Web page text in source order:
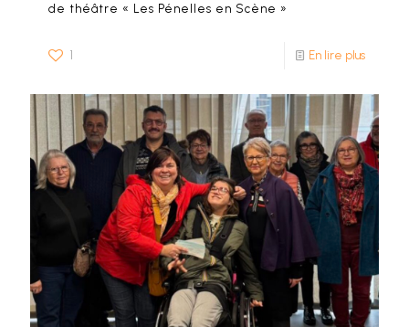
de théâtre « Les Pénelles en Scène »
1 En lire plus